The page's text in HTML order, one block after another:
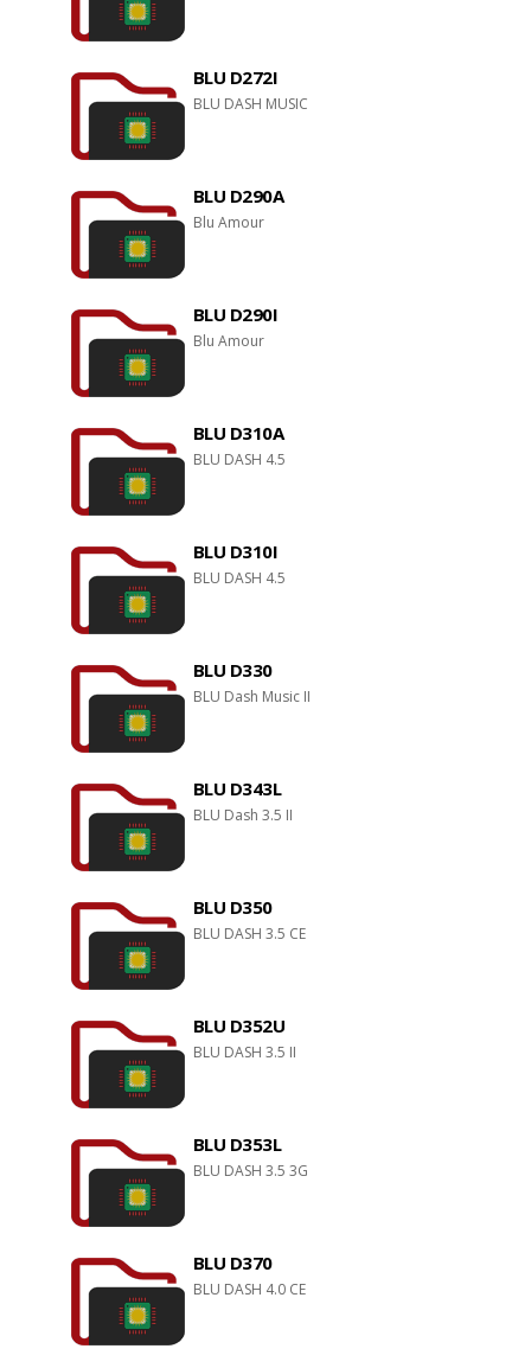
BLU D272I
BLU DASH MUSIC
BLU D290A
Blu Amour
BLU D290I
Blu Amour
BLU D310A
BLU DASH 4.5
BLU D310I
BLU DASH 4.5
BLU D330
BLU Dash Music II
BLU D343L
BLU Dash 3.5 II
BLU D350
BLU DASH 3.5 CE
BLU D352U
BLU DASH 3.5 II
BLU D353L
BLU DASH 3.5 3G
BLU D370
BLU DASH 4.0 CE